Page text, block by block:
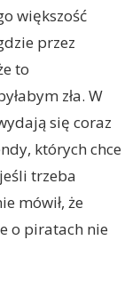
większość
przez
to
zła. W
się coraz
których chce
trzeba
mówił, że
o piratach nie